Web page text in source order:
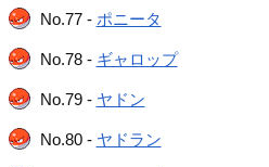
No.77 - ポニータ
No.78 - ギャロップ
No.79 - ヤドン
No.80 - ヤドラン